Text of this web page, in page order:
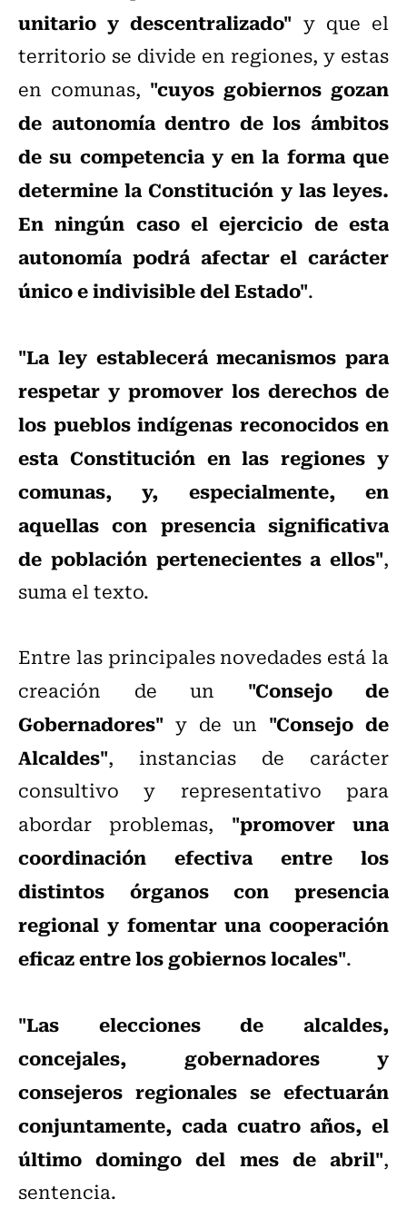
unitario y descentralizado" y que el
territorio se divide en regiones, y estas
en comunas, "cuyos gobiernos gozan
de autonomía dentro de los ámbitos
de su competencia y en la forma que
determine la Constitución y las leyes.
En ningún caso el ejercicio de esta
autonomía podrá afectar el carácter
único e indivisible del Estado".
"La ley establecerá mecanismos para
respetar y promover los derechos de
los pueblos indígenas reconocidos en
esta Constitución en las regiones y
comunas, y, especialmente, en
aquellas con presencia significativa
de población pertenecientes a ellos",
suma el texto.
Entre las principales novedades está la
creación de un "Consejo de
Gobernadores" y de un "Consejo de
Alcaldes", instancias de carácter
consultivo y representativo para
abordar problemas, "promover una
coordinación efectiva entre los
distintos órganos con presencia
regional y fomentar una cooperación
eficaz entre los gobiernos locales".
"Las elecciones de alcaldes,
concejales, gobernadores y
consejeros regionales se efectuarán
conjuntamente, cada cuatro años, el
último domingo del mes de abril",
sentencia.